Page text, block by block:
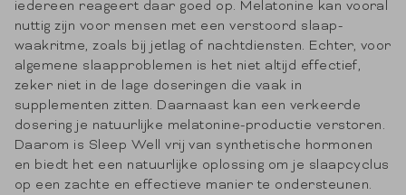
iedereen reageert daar goed op. Melatonine kan vooral
nuttig zijn voor mensen met een verstoord slaap-
waakritme, zoals bij jetlag of nachtdiensten. Echter, voor
algemene slaapproblemen is het niet altijd effectief,
zeker niet in de lage doseringen die vaak in
supplementen zitten. Daarnaast kan een verkeerde
dosering je natuurlijke melatonine-productie verstoren.
Daarom is Sleep Well vrij van synthetische hormonen
en biedt het een natuurlijke oplossing om je slaapcyclus
op een zachte en effectieve manier te ondersteunen.